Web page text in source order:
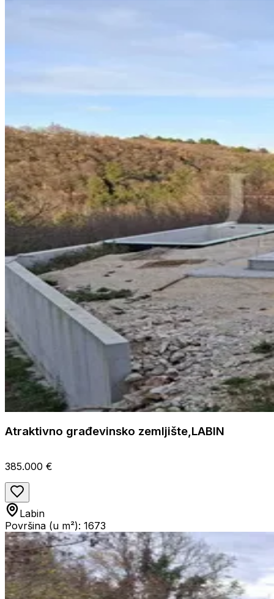
Atraktivno građevinsko zemljište,LABIN
385.000 €
Labin
Površina (u m²): 1673